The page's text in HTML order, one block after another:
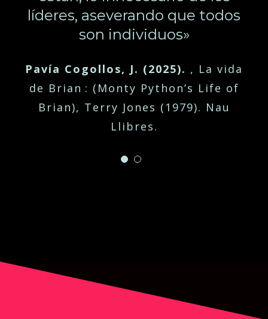
líderes, aseverando que todos
son individuos»
Pavía Cogollos, J. (2025). , La vida
de Brian : (Monty Python’s Life of
Brian), Terry Jones (1979). Nau
Llibres.